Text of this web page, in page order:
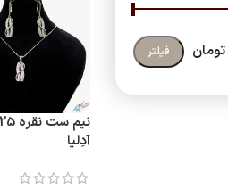
فیلتر
آدِلیا